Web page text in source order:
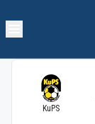
KuPS